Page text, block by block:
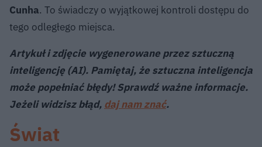
Cunha. To świadczy o wyjątkowej kontroli dostępu do
tego odległego miejsca.
Artykuł i zdjęcie wygenerowane przez sztuczną
inteligencję (AI). Pamiętaj, że sztuczna inteligencja
może popełniać błędy! Sprawdź ważne informacje.
Jeżeli widzisz błąd, daj nam znać.
Świat